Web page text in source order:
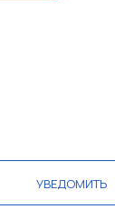
УВЕДОМИТЬ